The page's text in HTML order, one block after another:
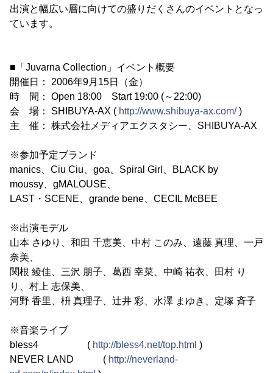
出演と幅広い層に向けての盛りだくさんのイベントとなっ
ています。
■「Juvarna Collection」イベント概要
開催日： 2006年9月15日（金）
時 間： Open 18:00 Start 19:00 (～22:00)
会 場： SHIBUYA-AX ( http://www.shibuya-ax.com/)
主 催： 株式会社メディアエクスタシー、SHIBUYA-AX
※参加予定ブランド
manics、Ciu Ciu、goa、Spiral Girl、BLACK by
moussy、gMALOUSE、
LAST・SCENE、grande bene、CECIL McBEE
※出演モデル
山本 さゆり、和田 千恵美、中村 このみ、遠藤 真理、一戸
奈美、
関根 綾佳、三沢 朋子、葛西 幸菜、中崎 祐衣、田村 り
り、村上 志保美、
河野 香里、枡 真理子、辻井 彩、水澤 まゆき、定塚 斉子
※音楽ライブ
bless4 ( http://bless4.net/top.html )
NEVER LAND ( http://neverland-